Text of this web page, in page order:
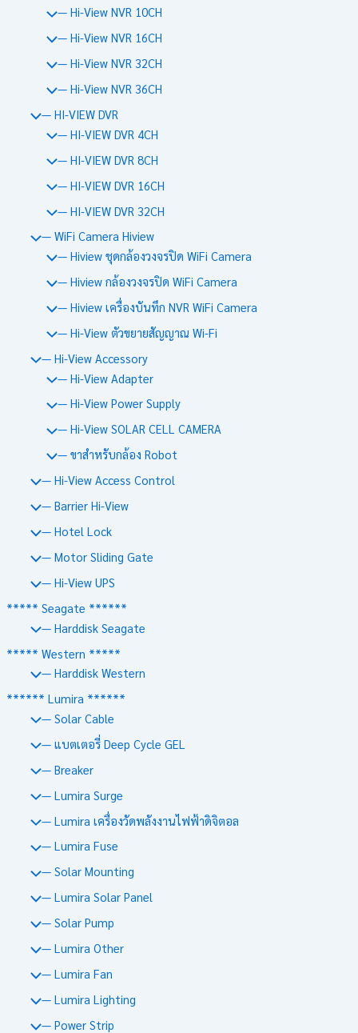
— Hi-View NVR 10CH
— Hi-View NVR 16CH
— Hi-View NVR 32CH
— Hi-View NVR 36CH
— HI-VIEW DVR
— HI-VIEW DVR 4CH
— HI-VIEW DVR 8CH
— HI-VIEW DVR 16CH
— HI-VIEW DVR 32CH
— WiFi Camera Hiview
— Hiview ชุดกล้องวงจรปิด WiFi Camera
— Hiview กล้องวงจรปิด WiFi Camera
— Hiview เครื่องบันทึก NVR WiFi Camera
— Hi-View ตัวขยายสัญญาณ Wi-Fi
— Hi-View Accessory
— Hi-View Adapter
— Hi-View Power Supply
— Hi-View SOLAR CELL CAMERA
— ขาสำหรับกล้อง Robot
— Hi-View Access Control
— Barrier Hi-View
— Hotel Lock
— Motor Sliding Gate
— Hi-View UPS
***** Seagate ******
— Harddisk Seagate
***** Western *****
— Harddisk Western
****** Lumira ******
— Solar Cable
— แบตเตอรี่ Deep Cycle GEL
— Breaker
— Lumira Surge
— Lumira เครื่องวัดพลังงานไฟฟ้าดิจิตอล
— Lumira Fuse
— Solar Mounting
— Lumira Solar Panel
— Solar Pump
— Lumira Other
— Lumira Fan
— Lumira Lighting
— Power Strip